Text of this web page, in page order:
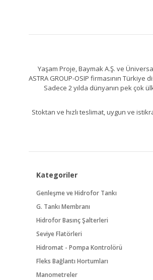
Yaşam Proje, Baymak A.Ş. ve
ASTRA GROUP-OSIP firmasının
Sadece 2 yılda dünyanın pek çok
Stoktan ve hızlı teslimat, uygun ve
Kategoriler
Genleşme ve Hidrofor Tankı
G. Tankı Membranı
Hidrofor Basınç Şalterleri
Seviye Flatörleri
Hidromat - Pompa Kontrolörü
Fleks Bağlantı Hortumları
Manometreler